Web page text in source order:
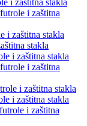
i zaštitna stakla
i zaštitna
i zaštitna stakla
stakla
i zaštitna stakla
i zaštitna
i zaštitna stakla
i zaštitna stakla
i zaštitna